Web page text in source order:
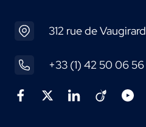
312 rue de
+33 (1) 42 50 06 56